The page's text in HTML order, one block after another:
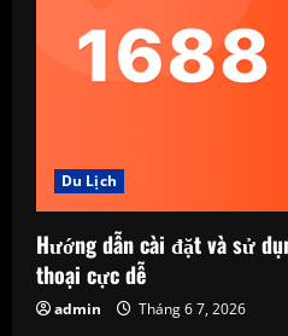
Du Lịch
Hướng dẫn cài đặt và sử
thoại cực dễ
admin Tháng 6 7, 2026